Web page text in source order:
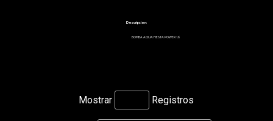
Descripcion:
BOMBA AGUA FIESTA POWER 1.6
Mostrar Registros